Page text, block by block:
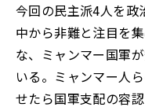
今回の民主派4人を政
中から非難と注目を
な、ミャンマー国軍
いる。ミャンマー人
せたら国軍支配の容